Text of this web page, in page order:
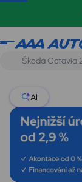
Citroen
AI